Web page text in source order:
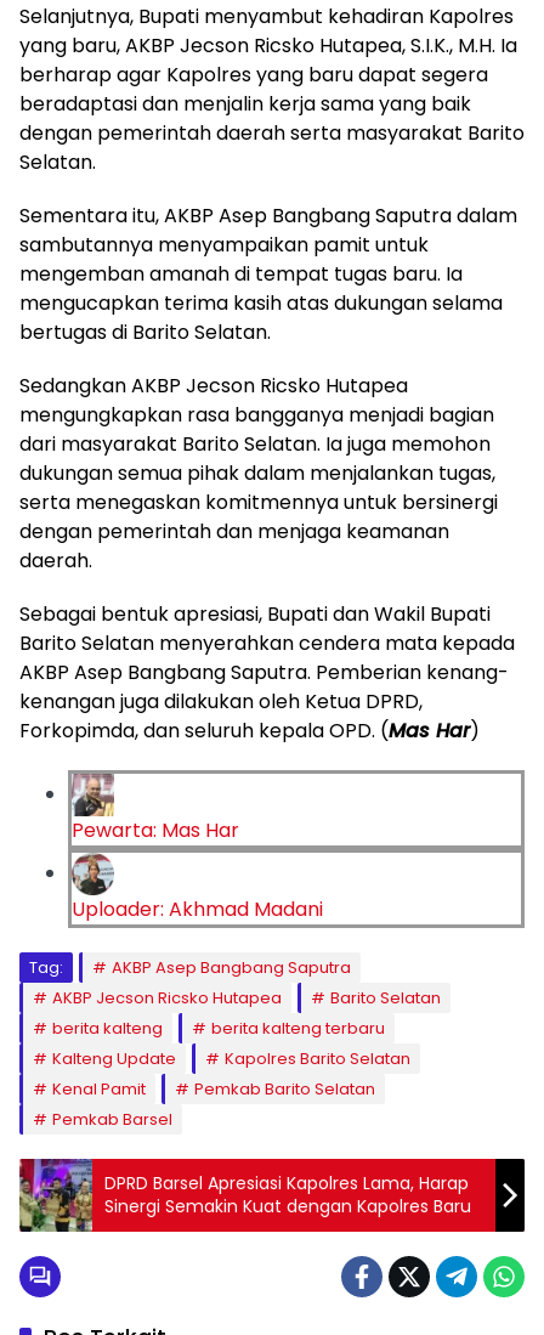
Selanjutnya, Bupati menyambut kehadiran Kapolres
yang baru, AKBP Jecson Ricsko Hutapea, S.I.K., M.H. Ia
berharap agar Kapolres yang baru dapat segera
beradaptasi dan menjalin kerja sama yang baik
dengan pemerintah daerah serta masyarakat Barito
Selatan.
Sementara itu, AKBP Asep Bangbang Saputra dalam
sambutannya menyampaikan pamit untuk
mengemban amanah di tempat tugas baru. Ia
mengucapkan terima kasih atas dukungan selama
bertugas di Barito Selatan.
Sedangkan AKBP Jecson Ricsko Hutapea
mengungkapkan rasa bangganya menjadi bagian
dari masyarakat Barito Selatan. Ia juga memohon
dukungan semua pihak dalam menjalankan tugas,
serta menegaskan komitmennya untuk bersinergi
dengan pemerintah dan menjaga keamanan
daerah.
Sebagai bentuk apresiasi, Bupati dan Wakil Bupati
Barito Selatan menyerahkan cendera mata kepada
AKBP Asep Bangbang Saputra. Pemberian kenang-
kenangan juga dilakukan oleh Ketua DPRD,
Forkopimda, dan seluruh kepala OPD. (Mas Har)
Pewarta: Mas Har
Uploader: Akhmad Madani
Tag:
AKBP Asep Bangbang Saputra
AKBP Jecson Ricsko Hutapea
Barito Selatan
berita kalteng
berita kalteng terbaru
Kalteng Update
Kapolres Barito Selatan
Kenal Pamit
Pemkab Barito Selatan
Pemkab Barsel
DPRD Barsel Apresiasi Kapolres Lama, Harap
Sinergi Semakin Kuat dengan Kapolres Baru